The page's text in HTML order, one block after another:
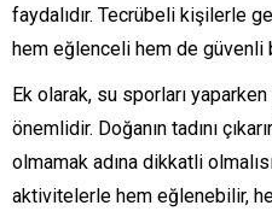
faydalıdır. Tecrübeli kişilerle
hem eğlenceli hem de güvenli
Ek olarak, su sporları
önemlidir. Doğanın tadını
olmamak adına dikkatli
aktivitelerle hem eğlenebilir,